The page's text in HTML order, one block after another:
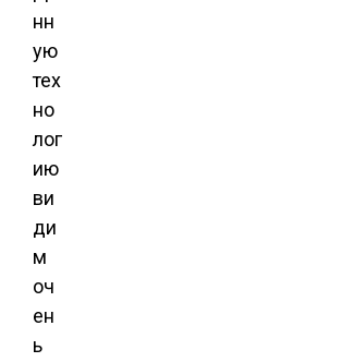
нн
ую
тех
но
лог
ию
ви
ди
м
оч
ен
ь